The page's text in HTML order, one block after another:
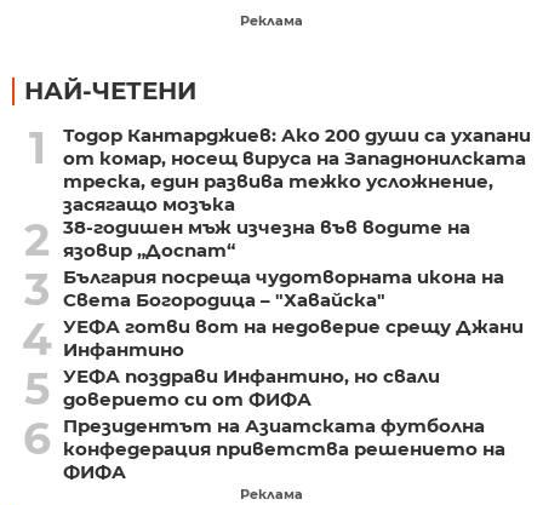
Реклама
НАЙ-ЧЕТЕНИ
1
Тодор Кантарджиев: Ако 200 души са ухапани
от комар, носещ вируса на Западнонилската
треска, един развива тежко усложнение,
засягащо мозъка
2
38-годишен мъж изчезна във водите на
язовир „Доспат“
3
България посреща чудотворната икона на
Света Богородица – "Хавайска"
4 УЕФА готви вот на недоверие срещу Джани
Инфантино
5 УЕФА поздрави Инфантино, но свали
доверието си от ФИФА
6
Президентът на Азиатската футболна
конфедерация приветства решението на
ФИФА
Реклама